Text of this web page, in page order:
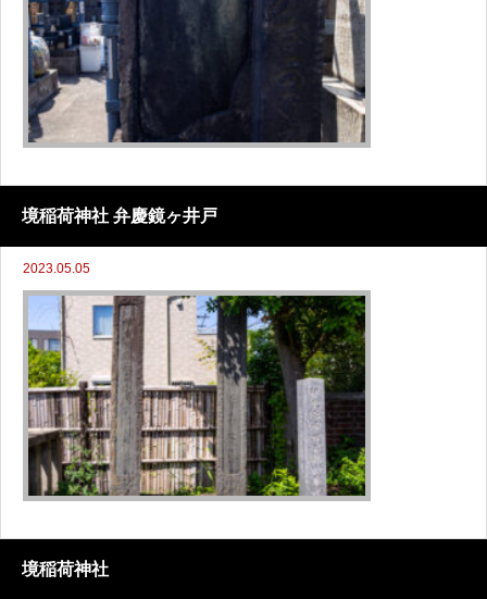
境稲荷神社 弁慶鏡ヶ井戸
2023.05.05
境稲荷神社